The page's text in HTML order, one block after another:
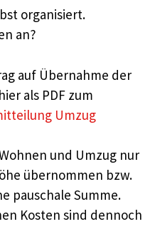
organisiert.
an?
auf Übernahme der
als PDF zum
Umzug
und Umzug nur
übernommen bzw.
pauschale Summe.
Kosten sind dennoch